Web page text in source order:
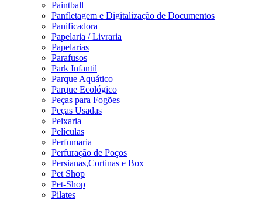
Paintball
Panfletagem e Digitalização de Documentos
Panificadora
Papelaria / Livraria
Papelarias
Parafusos
Park Infantil
Parque Aquático
Parque Ecológico
Peças para Fogões
Peças Usadas
Peixaria
Películas
Perfumaria
Perfuração de Poços
Persianas,Cortinas e Box
Pet Shop
Pet-Shop
Pilates